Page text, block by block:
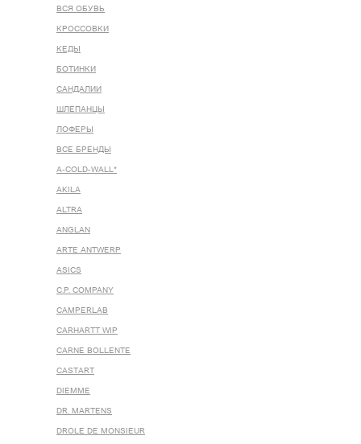
ВСЯ ОБУВЬ
КРОССОВКИ
КЕДЫ
БОТИНКИ
САНДАЛИИ
ШЛЕПАНЦЫ
ЛОФЕРЫ
ВСЕ БРЕНДЫ
A-COLD-WALL*
AKILA
ALTRA
ANGLAN
ARTE ANTWERP
ASICS
C.P. COMPANY
CAMPERLAB
CARHARTT WIP
CARNE BOLLENTE
CASTART
DIEMME
DR. MARTENS
DROLE DE MONSIEUR